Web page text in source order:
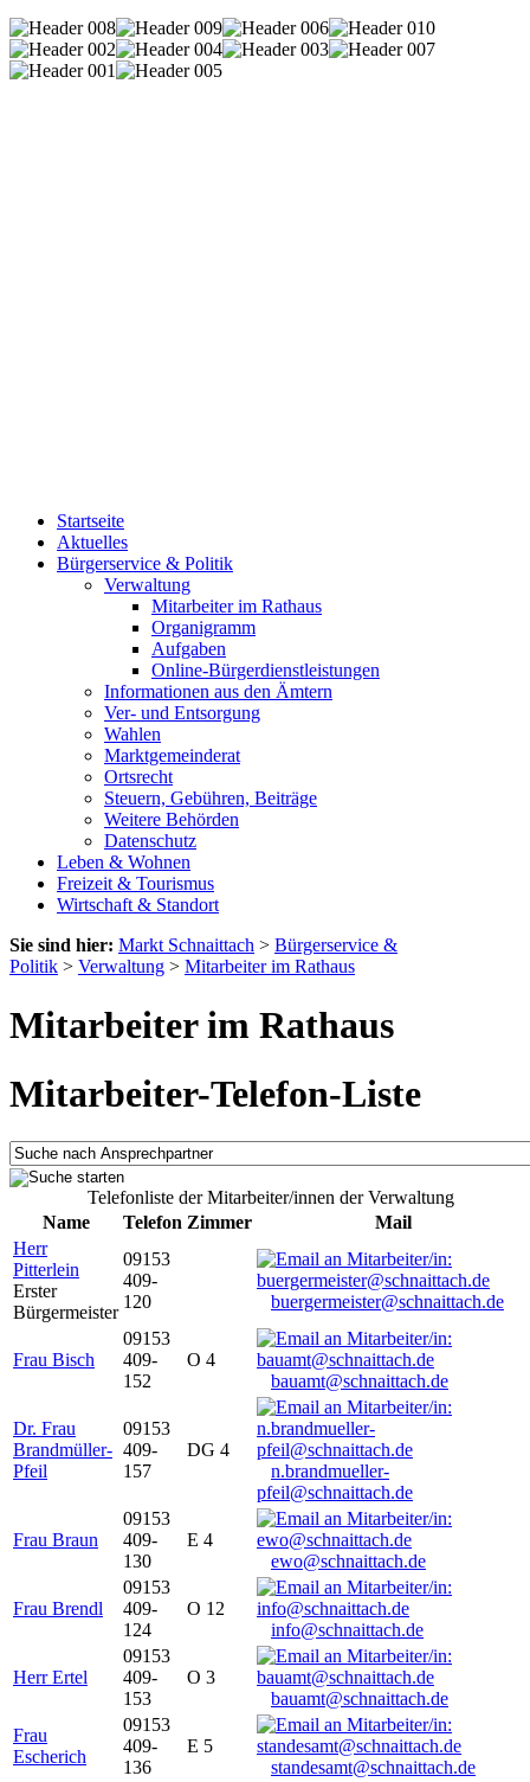
Startseite
Aktuelles
Bürgerservice & Politik
Verwaltung
Mitarbeiter im Rathaus
Organigramm
Aufgaben
Online-Bürgerdienstleistungen
Informationen aus den Ämtern
Ver- und Entsorgung
Wahlen
Marktgemeinderat
Ortsrecht
Steuern, Gebühren, Beiträge
Weitere Behörden
Datenschutz
Leben & Wohnen
Freizeit & Tourismus
Wirtschaft & Standort
Sie sind hier: Markt Schnaittach > Bürgerservice &
Politik > Verwaltung > Mitarbeiter im Rathaus
Mitarbeiter im Rathaus
Mitarbeiter-Telefon-Liste
Telefonliste der Mitarbeiter/innen der Verwaltung
Name
Telefon Zimmer
Mail
Herr
Pitterlein
Erster
Bürgermeister
09153
409-
120
buergermeister@schnaittach.de
Frau Bisch
09153
409-
152
O 4
bauamt@schnaittach.de
Dr. Frau
Brandmüller-
Pfeil
09153
409-
157
DG 4
n.brandmueller-
pfeil@schnaittach.de
Frau Braun
09153
409-
130
E 4
ewo@schnaittach.de
Frau Brendl
09153
409-
124
O 12
info@schnaittach.de
Herr Ertel
09153
409-
153
O 3
bauamt@schnaittach.de
Frau
Escherich
09153
409-
136
E 5
standesamt@schnaittach.de